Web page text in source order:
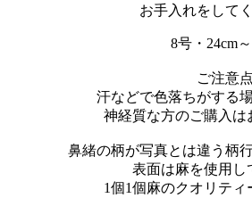
お手入れをして
8号・24cm
ご注意点
汗などで色落ちがする
神経質な方のご購入は
鼻緒の柄が写真とは違う柄
表面は麻を使用し
1個1個麻のクオリティ